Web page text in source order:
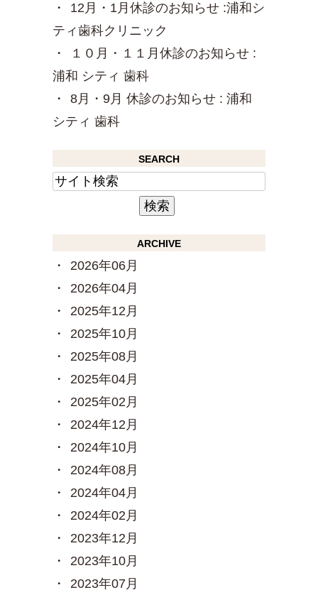
12月・1月休診のお知らせ :浦和シ
ティ歯科クリニック
１０月・１１月休診のお知らせ :
浦和 シティ 歯科
8月・9月 休診のお知らせ : 浦和
シティ 歯科
SEARCH
ARCHIVE
2026年06月
2026年04月
2025年12月
2025年10月
2025年08月
2025年04月
2025年02月
2024年12月
2024年10月
2024年08月
2024年04月
2024年02月
2023年12月
2023年10月
2023年07月